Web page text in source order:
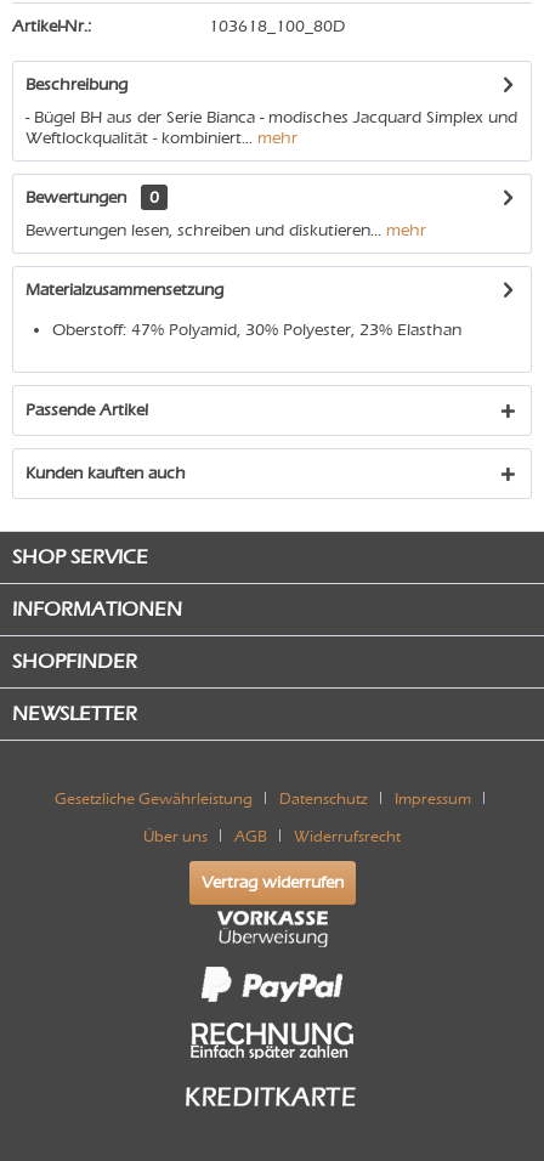
Artikel-Nr.: 103618_100_80D
Beschreibung
- Bügel BH aus der Serie Bianca - modisches Jacquard Simplex und
Weftlockqualität - kombiniert... mehr
Bewertungen
0
Bewertungen lesen, schreiben und diskutieren... mehr
Materialzusammensetzung
Oberstoff: 47% Polyamid, 30% Polyester, 23% Elasthan
Passende Artikel
Kunden kauften auch
SHOP SERVICE
INFORMATIONEN
SHOPFINDER
NEWSLETTER
Gesetzliche Gewährleistung Datenschutz Impressum
Über uns AGB Widerrufsrecht
Vertrag widerrufen